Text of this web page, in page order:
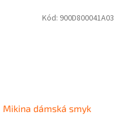
Mikina dámská smyk
Kód: 900D800041A03